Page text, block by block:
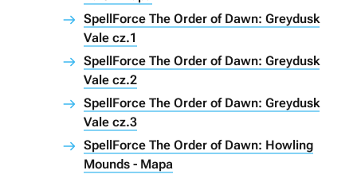
SpellForce The Order of Dawn: Greydusk
Vale cz.1
SpellForce The Order of Dawn: Greydusk
Vale cz.2
SpellForce The Order of Dawn: Greydusk
Vale cz.3
SpellForce The Order of Dawn: Howling
Mounds - Mapa